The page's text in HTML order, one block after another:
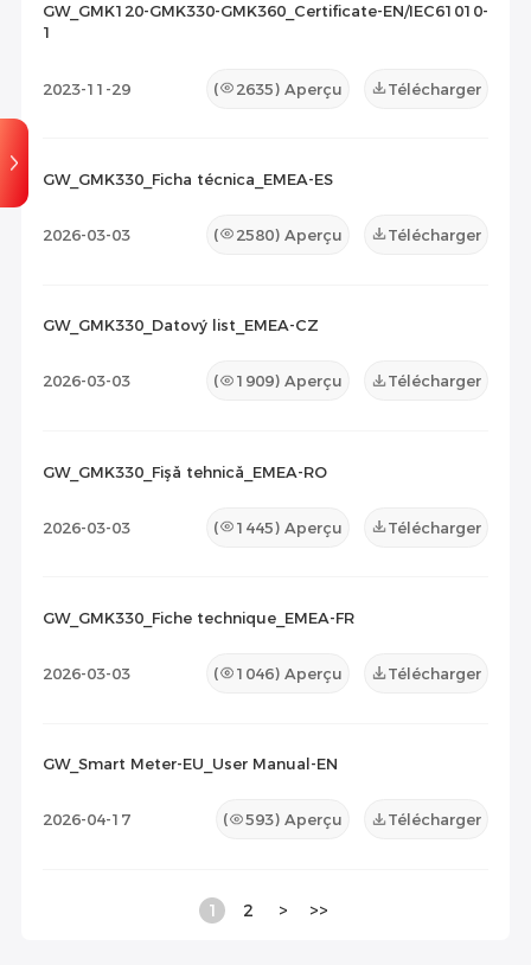
GW_GMK120-GMK330-GMK360_Certificate-EN/IEC61010-
1
2023-11-29 ( 2635) Aperçu Télécharger
GW_GMK330_Ficha técnica_EMEA-ES
2026-03-03 ( 2580) Aperçu Télécharger
GW_GMK330_Datový list_EMEA-CZ
2026-03-03 ( 1909) Aperçu Télécharger
GW_GMK330_Fişă tehnică_EMEA-RO
2026-03-03 ( 1445) Aperçu Télécharger
GW_GMK330_Fiche technique_EMEA-FR
2026-03-03 ( 1046) Aperçu Télécharger
GW_Smart Meter-EU_User Manual-EN
2026-04-17 ( 593) Aperçu Télécharger
1 2 > >>